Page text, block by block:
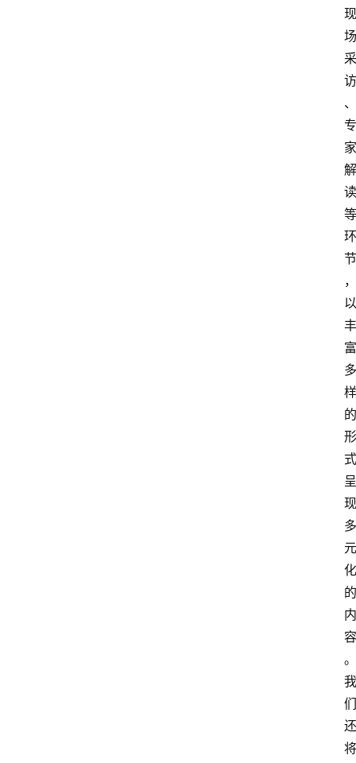
现
场
采
访
、
专
家
解
读
等
环
节
，
以
丰
富
多
样
的
形
式
呈
现
多
元
化
的
内
容
。
我
们
还
将